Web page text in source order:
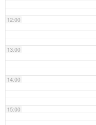
12:00
13:00
14:00
15:00